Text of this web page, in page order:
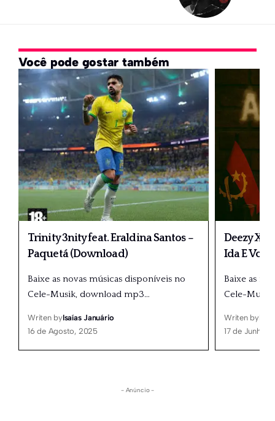
Você pode gostar também
Trinity 3nity feat. Eraldina Santos –
Paquetá (Download)
Baixe as novas músicas disponíveis no
Cele-Musik, download mp3…
Writen byIsaías Januário
16 de Agosto, 2025
Deezy X
Ida E
Baixe as
Cele-
Writen by
17 de Junho,
- Anúncio -